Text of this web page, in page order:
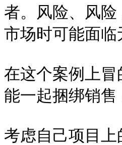
者。风险、风
市场时可能面
在这个案例上
能一起捆绑销
考虑自己项目